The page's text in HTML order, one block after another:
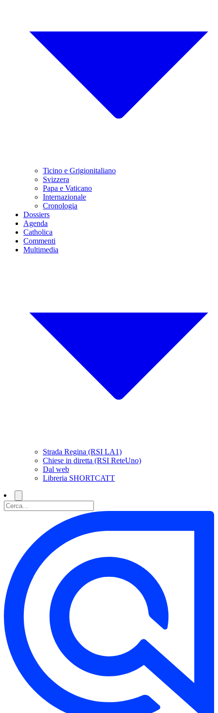
Ticino e Grigionitaliano
Svizzera
Papa e Vaticano
Internazionale
Cronologia
Dossiers
Agenda
Catholica
Commenti
Multimedia
Strada Regina (RSI LA1)
Chiese in diretta (RSI ReteUno)
Dal web
Libreria SHORTCATT